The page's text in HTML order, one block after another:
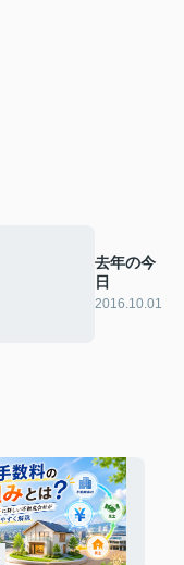
去年の今
日
2016.10.01